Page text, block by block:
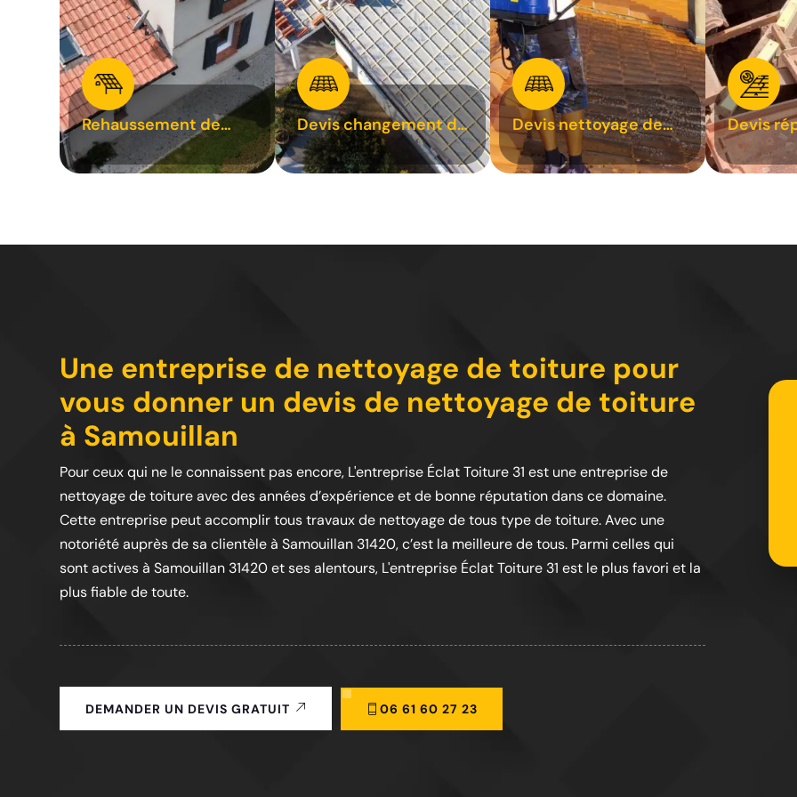
Rehaussement de
toiture 31
Devis changement de
tuile 31
Devis nettoyage de
toiture 31
Devis
toiture
Une entreprise de nettoyage de toiture pour
vous donner un devis de nettoyage de toiture
à Samouillan
Pour ceux qui ne le connaissent pas encore, L'entreprise Éclat Toiture 31 est une entreprise de
nettoyage de toiture avec des années d’expérience et de bonne réputation dans ce domaine.
Cette entreprise peut accomplir tous travaux de nettoyage de tous type de toiture. Avec une
notoriété auprès de sa clientèle à Samouillan 31420, c’est la meilleure de tous. Parmi celles qui
sont actives à Samouillan 31420 et ses alentours, L'entreprise Éclat Toiture 31 est le plus favori et la
plus fiable de toute.
DEMANDER UN DEVIS GRATUIT 06 61 60 27 23